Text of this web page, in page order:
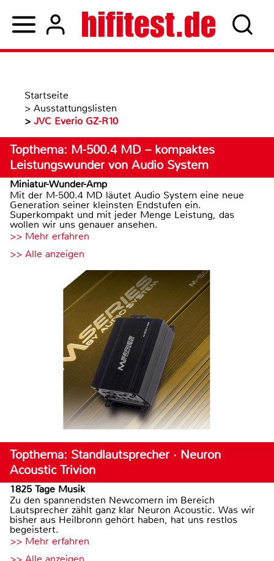
Startseite
> Ausstattungslisten
> JVC Everio GZ-R10
Topthema: M-500.4 MD – kompaktes
Leistungswunder von Audio System
Miniatur-Wunder-Amp
Mit der M-500.4 MD läutet Audio System eine neue
Generation seiner kleinsten Endstufen ein.
Superkompakt und mit jeder Menge Leistung, das
wollen wir uns genauer ansehen.
>> Mehr erfahren
>> Alle anzeigen
Topthema: Standlautsprecher · Neuron
Acoustic Trivion
1825 Tage Musik
Zu den spannendsten Newcomern im Bereich
Lautsprecher zählt ganz klar Neuron Acoustic. Was wir
bisher aus Heilbronn gehört haben, hat uns restlos
begeistert.
>> Mehr erfahren